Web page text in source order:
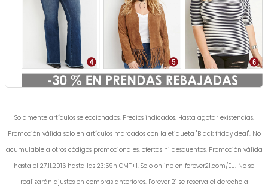
Solamente artículos seleccionados. Precios indicados. Hasta agotar existencias.
Promoción válida solo en artículos marcados con la etiqueta "Black friday deal". No
acumulable a otros códigos promocionales, ofertas ni descuentos. Promoción válida
hasta el 27.11.2016 hasta las 23:59h GMT+1. Solo online en forever21.com/EU. No se
realizarán ajustes en compras anteriores. Forever 21 se reserva el derecho a